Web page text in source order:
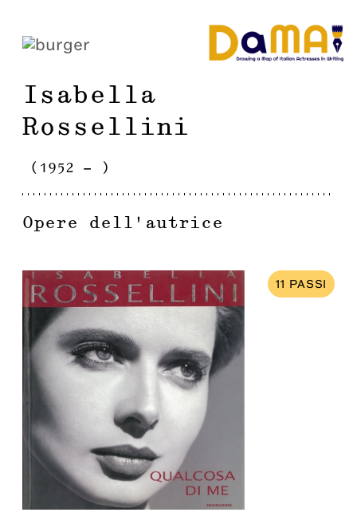
Isabella
Rossellini
( 1952 - )
Opere dell'autrice
11 PASSI